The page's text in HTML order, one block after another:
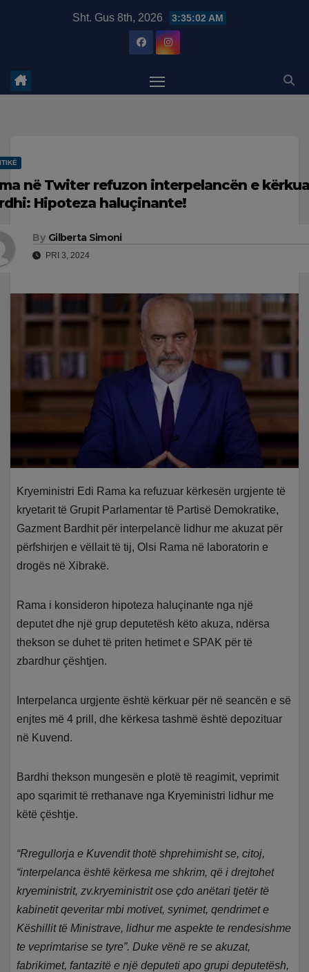
Sht. Gus 8th, 2026 3:35:03 AM
në Twiter refuzon interpelancën e
Hipoteza haluçinante!
By Gilberta Simoni
PRI 3, 2024
Kryeministri Edi Rama ka refuzuar kërkesën urgjente të
kryetarit të Grupit Parlamentar të Partisë Demokratike,
Gazment Bardhit për interpelancë lidhur me akuzat për
përfshirjen e vëllait të tij, Olsi Rama në laboratorin e
drogës në Xibrakë.
Rama i konsideron hipoteza haluçinante nga një
deputet dhe një grup deputetësh këto akuza, ndërsa
thekson se duhet të priten hetimet e SPAK për të
zbardhur çështjen.
Interpelanca urgjente është kërkuar për në seancën e së
enjtes më 4 prill, dhe kërkesa tashmë është depozituar
në Kuvend.
Bardhi thekson mungesën e plotë të reagimit, veprimit
apo sqarimit të rrethanave nga Kryeministri lidhur me
këtë çështje.
“Rregullorja e Kuvendit thotë shprehimisht se, citoj,
“interpelanca është kërkesa me shkrim, që i drejtohet
kryeministrit, zv.kryeministrit ose çdo anëtari tjetër të
kabinetit qeveritar mbi motivet, synimet, qendrimet e
Këshillit të Ministrave, lidhur me aspekte te rendesishme
te veprimtarise se tyre”. Duke vënë re se akuzat,
fabrikimet, fantazitë e një deputeti apo grupi deputetësh,